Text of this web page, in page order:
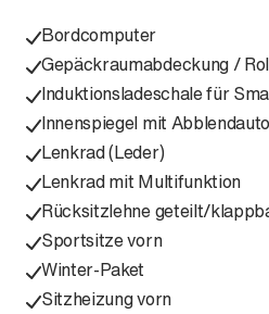
Bordcomputer
Gepäckraumabdeckung /
Induktionsladeschale für
Innenspiegel mit
Lenkrad (Leder)
Lenkrad mit Multifunktion
Rücksitzlehne geteilt/
Sportsitze vorn
Winter-Paket
Sitzheizung vorn